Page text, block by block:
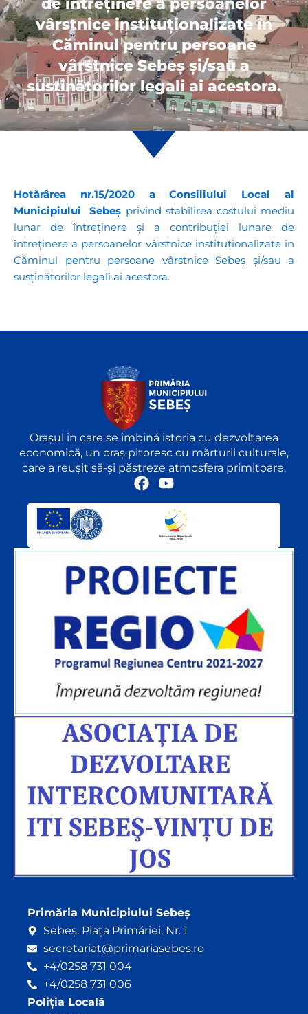
de întreținere a persoanelor
vârstnice instituționalizate în
Căminul pentru persoane
vârstnice Sebeș și/sau a
susținătorilor legali ai acestora.
Hotărârea nr.15/2020 a Consiliului Local al
Municipiului Sebeș privind stabilirea costului mediu
lunar de întreținere și a contribuției lunare de
întreținere a persoanelor vârstnice instituționalizate în
Căminul pentru persoane vârstnice Sebeș și/sau a
susținătorilor legali ai acestora.
Orașul în care se îmbină istoria cu dezvoltarea
economică, un oraș pitoresc cu mărturii culturale,
care a reușit să-și păstreze atmosfera primitoare.
F
o
o
Y
u
t
u
b
e
Primăria Municipiului Sebeș
Sebeș. Piața Primăriei, Nr. 1
secretariat@primariasebes.ro
+4/0258 731 004
+4/0258 731 006
Poliția Locală